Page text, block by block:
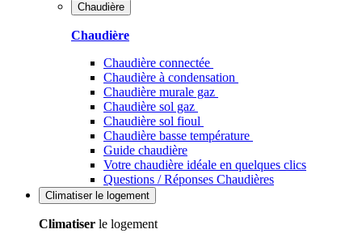
Chaudière
Chaudière
Chaudière connectée
Chaudière à condensation
Chaudière murale gaz
Chaudière sol gaz
Chaudière sol fioul
Chaudière basse température
Guide chaudière
Votre chaudière idéale en quelques clics
Questions / Réponses Chaudières
Climatiser le logement
Climatiser le logement